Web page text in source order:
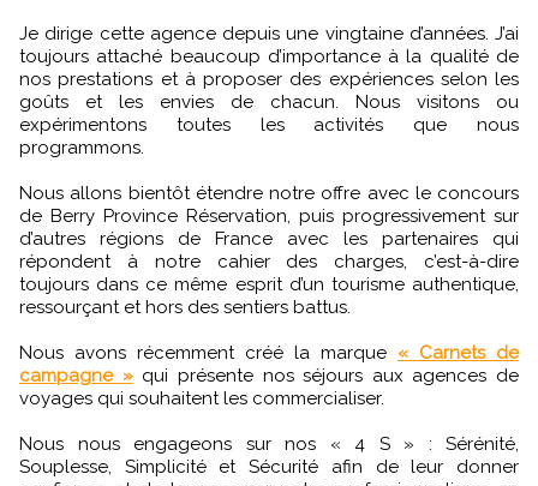
Je dirige cette agence depuis une vingtaine d’années. J’ai
toujours attaché beaucoup d’importance à la qualité de
nos prestations et à proposer des expériences selon les
goûts et les envies de chacun. Nous visitons ou
expérimentons toutes les activités que nous
programmons.
Nous allons bientôt étendre notre offre avec le concours
de Berry Province Réservation, puis progressivement sur
d’autres régions de France avec les partenaires qui
répondent à notre cahier des charges, c’est-à-dire
toujours dans ce même esprit d’un tourisme authentique,
ressourçant et hors des sentiers battus.
Nous avons récemment créé la marque « Carnets de
campagne »qui présente nos séjours aux agences de
voyages qui souhaitent les commercialiser.
Nous nous engageons sur nos « 4 S » : Sérénité,
Souplesse, Simplicité et Sécurité afin de leur donner